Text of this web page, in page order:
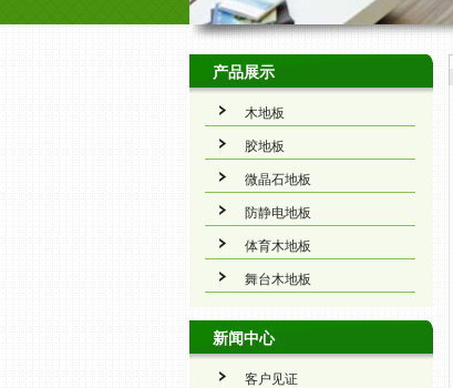
产品展示
木地板
胶地板
微晶石地板
防静电地板
体育木地板
舞台木地板
新闻中心
客户见证